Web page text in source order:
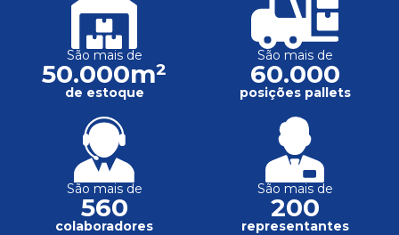
São mais de
50.000m²
de estoque
São mais de
60.000
posições pallets
São mais de
560
colaboradores
São mais de
200
representantes